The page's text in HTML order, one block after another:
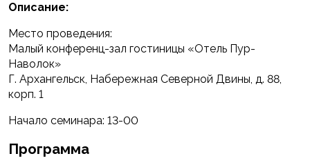
Описание:
Место проведения:
Малый конференц-зал гостиницы «Отель Пур-
Наволок»
Г. Архангельск, Набережная Северной Двины, д. 88,
корп. 1
Начало семинара: 13-00
Программа